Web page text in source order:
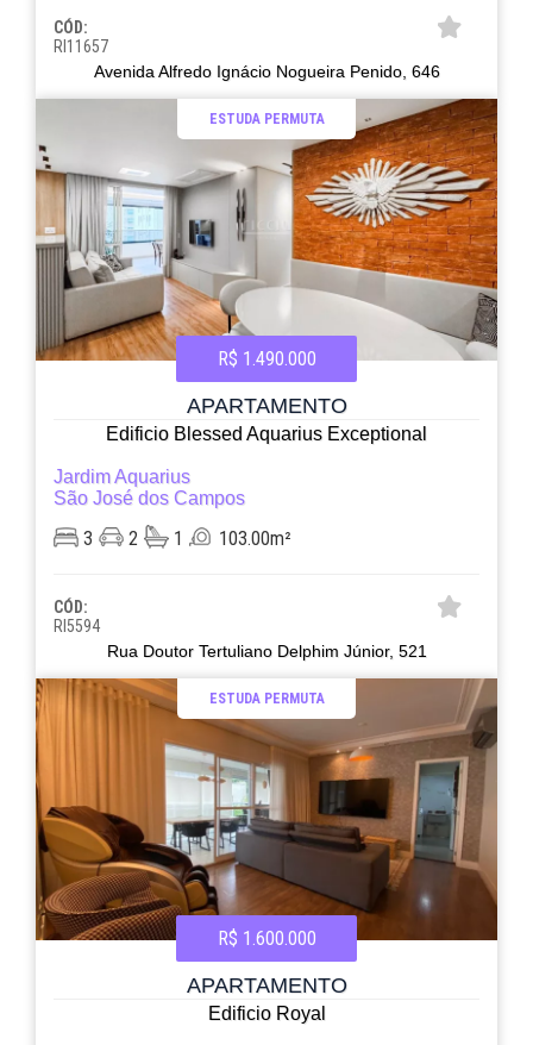
CÓD:
RI11657
Avenida Alfredo Ignácio Nogueira Penido, 646
ESTUDA PERMUTA
R$ 1.490.000
APARTAMENTO
Edificio Blessed Aquarius Exceptional
Jardim Aquarius
São José dos Campos
3 2 1 103.00m²
CÓD:
RI5594
Rua Doutor Tertuliano Delphim Júnior, 521
ESTUDA PERMUTA
R$ 1.600.000
APARTAMENTO
Edificio Royal